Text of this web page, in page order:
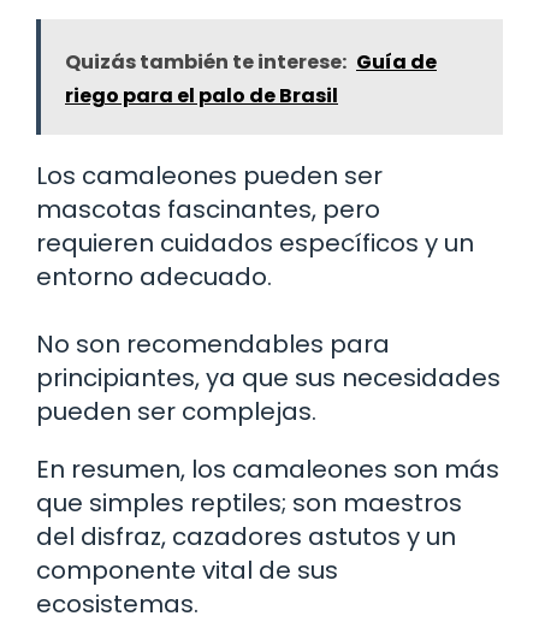
Quizás también te interese: Guía de
riego para el palo de Brasil
Los camaleones pueden ser
mascotas fascinantes, pero
requieren cuidados específicos y un
entorno adecuado.
No son recomendables para
principiantes, ya que sus necesidades
pueden ser complejas.
En resumen, los camaleones son más
que simples reptiles; son maestros
del disfraz, cazadores astutos y un
componente vital de sus
ecosistemas.